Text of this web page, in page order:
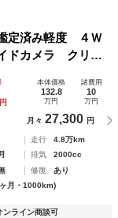
定済み軽度 ４Ｗ
カメラ クリア
レーンアシス
ナビ ＴＶ
本体価格
132.8
万円
諸費用
10
万円
月々 27,300 円
走行
4.8万km
排気
2000cc
修復
あり
月・1000km)
ンライン商談可